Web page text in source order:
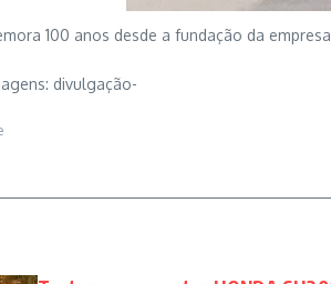
100 anos desde a fundação da
divulgação-